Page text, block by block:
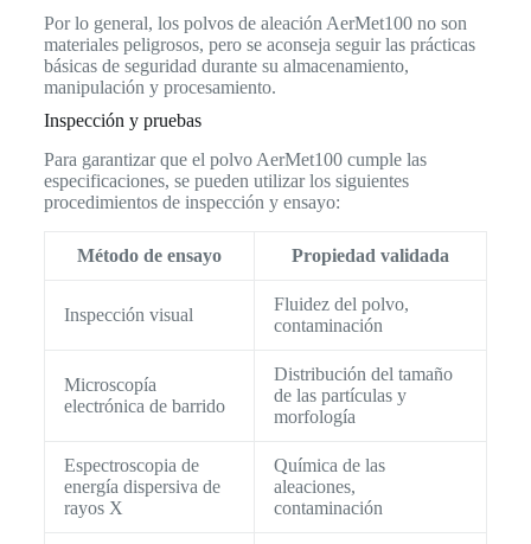
Por lo general, los polvos de aleación AerMet100 no son
materiales peligrosos, pero se aconseja seguir las prácticas
básicas de seguridad durante su almacenamiento,
manipulación y procesamiento.
Inspección y pruebas
Para garantizar que el polvo AerMet100 cumple las
especificaciones, se pueden utilizar los siguientes
procedimientos de inspección y ensayo:
Método de ensayo Propiedad validada
Inspección visual
Fluidez del polvo,
contaminación
Microscopía
electrónica de barrido
Distribución del tamaño
de las partículas y
morfología
Espectroscopia de
energía dispersiva de
rayos X
Química de las
aleaciones,
contaminación